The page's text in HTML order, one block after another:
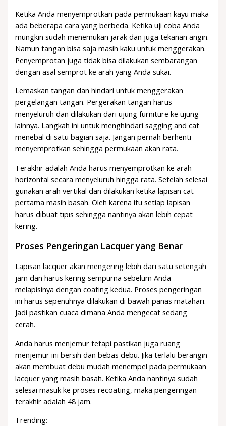
Ketika Anda menyemprotkan pada permukaan kayu maka
ada beberapa cara yang berbeda. Ketika uji coba Anda
mungkin sudah menemukan jarak dan juga tekanan angin.
Namun tangan bisa saja masih kaku untuk menggerakan.
Penyemprotan juga tidak bisa dilakukan sembarangan
dengan asal semprot ke arah yang Anda sukai.
Lemaskan tangan dan hindari untuk menggerakan
pergelangan tangan. Pergerakan tangan harus
menyeluruh dan dilakukan dari ujung furniture ke ujung
lainnya. Langkah ini untuk menghindari sagging and cat
menebal di satu bagian saja. Jangan pernah berhenti
menyemprotkan sehingga permukaan akan rata.
Terakhir adalah Anda harus menyemprotkan ke arah
horizontal secara menyeluruh hingga rata. Setelah selesai
gunakan arah vertikal dan dilakukan ketika lapisan cat
pertama masih basah. Oleh karena itu setiap lapisan
harus dibuat tipis sehingga nantinya akan lebih cepat
kering.
Proses Pengeringan Lacquer yang Benar
Lapisan lacquer akan mengering lebih dari satu setengah
jam dan harus kering sempurna sebelum Anda
melapisinya dengan coating kedua. Proses pengeringan
ini harus sepenuhnya dilakukan di bawah panas matahari.
Jadi pastikan cuaca dimana Anda mengecat sedang
cerah.
Anda harus menjemur tetapi pastikan juga ruang
menjemur ini bersih dan bebas debu. Jika terlalu berangin
akan membuat debu mudah menempel pada permukaan
lacquer yang masih basah. Ketika Anda nantinya sudah
selesai masuk ke proses recoating, maka pengeringan
terakhir adalah 48 jam.
Trending: